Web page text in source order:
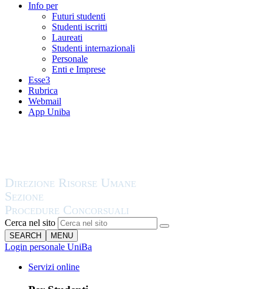
Info per
Futuri studenti
Studenti iscritti
Laureati
Studenti internazionali
Personale
Enti e Imprese
Esse3
Rubrica
Webmail
App Uniba
Cerca nel sito
SEARCH MENU
Login personale UniBa
Servizi online